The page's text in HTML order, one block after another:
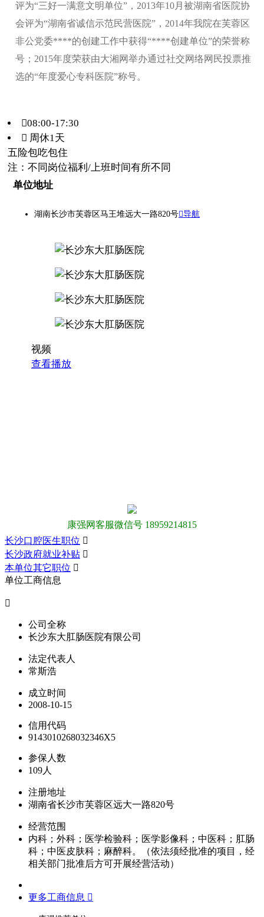
评为“三好一满意文明单位”，2013年10月被湖南省医院协
会评为“湖南省诚信示范民营医院”，2014年我院在芙蓉区
非公党委****的创建工作中获得“****创建单位”的荣誉称
号；2015年度荣获由大湘网举办通过社交网络网民投票推
选的“年度爱心专科医院”称号。
08:00-17:30
 周休1天
五险包吃包住
注：不同岗位福利/上班时间有所不同
单位地址
湖南长沙市芙蓉区马王堆远大一路820号导航
视频
查看播放
康强网客服微信号 18959214815
长沙口腔医生职位 
长沙政府就业补贴 
本单位其它职位 
单位工商信息

公司全称
长沙东大肛肠医院有限公司
法定代表人
常斯浩
成立时间
2008-10-15
信用代码
9143010268032346X5
参保人数
109人
注册地址
湖南省长沙市芙蓉区远大一路820号
经营范围
内科；外科；医学检验科；医学影像科；中医科；肛肠
科；中医皮肤科；麻醉科。（依法须经批准的项目，经
相关部门批准后方可开展经营活动）
更多工商信息 